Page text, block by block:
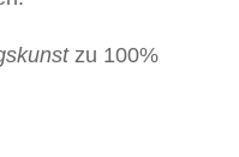
zu 100%